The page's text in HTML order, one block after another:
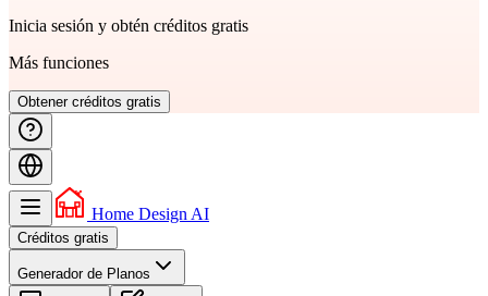
Inicia sesión y obtén créditos gratis
Más funciones
Obtener créditos gratis
Home Design AI
Créditos gratis
Generador de Planos